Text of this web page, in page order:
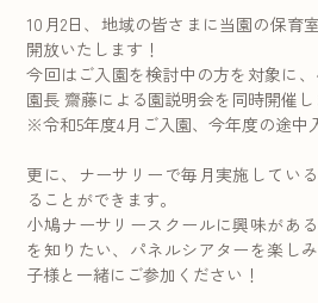
10月2日、地域の皆さまに当園の保育
開放いたします！
今回はご入園を検討中の方を対象に
園長 齋藤による園説明会を同時開催し
※令和5年度4月ご入園、今年度の途中
更に、ナーサリーで毎月実施してい
ることができます。
小鳩ナーサリースクールに興味があ
を知りたい、パネルシアターを楽し
子様と一緒にご参加ください！